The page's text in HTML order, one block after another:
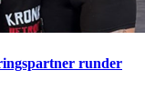
runder